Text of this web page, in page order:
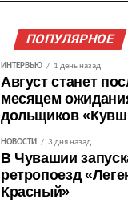
ПОПУЛЯРНОЕ
ИНТЕРВЬЮ 1 день назад
Август станет
месяцем
дольщиков
НОВОСТИ 3 дня назад
В Чувашии
ретропоезд
Красный»